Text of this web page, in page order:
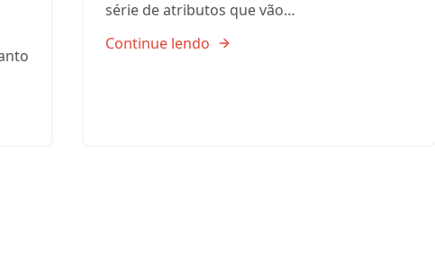
série de atributos que vão…
Continue lendo